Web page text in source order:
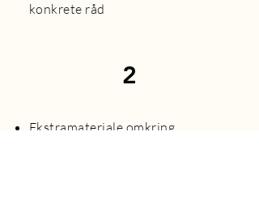
konkrete råd
2
Ekstramateriale omkring